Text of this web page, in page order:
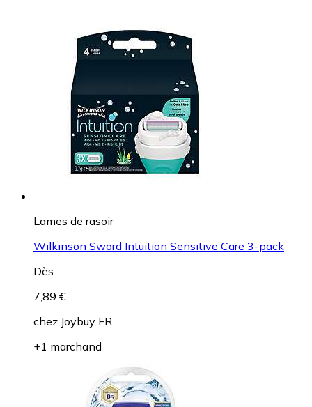
Lames de rasoir
Wilkinson Sword Intuition Sensitive Care 3-pack
Dès
7,89 €
chez Joybuy FR
+1 marchand